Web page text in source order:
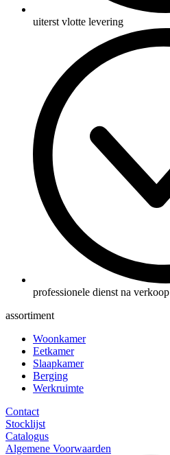
uiterst vlotte levering
professionele dienst na verkoop
assortiment
Woonkamer
Eetkamer
Slaapkamer
Berging
Werkruimte
Contact
Stocklijst
Catalogus
Algemene Voorwaarden